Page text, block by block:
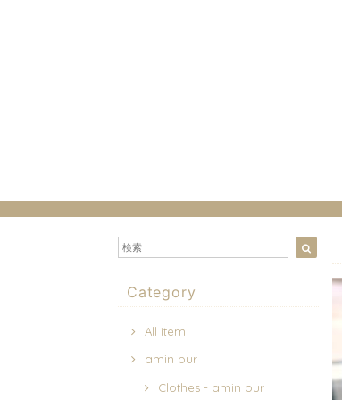
Category
All item
amin pur
Clothes - amin pur